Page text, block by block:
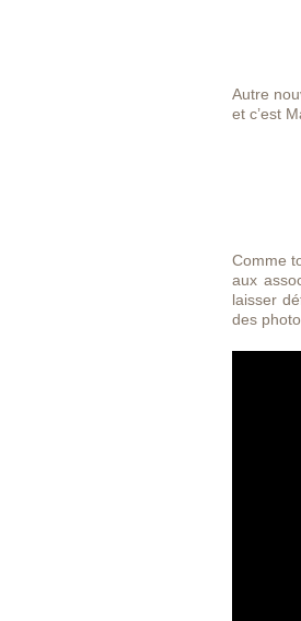
Autre
et c’est
Comme
aux
laisser
des